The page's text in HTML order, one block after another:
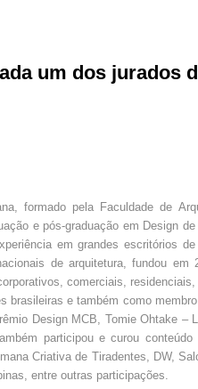
um dos jurados
formado pela Faculdade de
e pós-graduação em Design
em grandes escritórios
de arquitetura, fundou
comerciais,
brasileiras e também como
Design MCB, Tomie Ohtake –
participou e curou
Criativa de Tiradentes, DW,
entre outras participações.